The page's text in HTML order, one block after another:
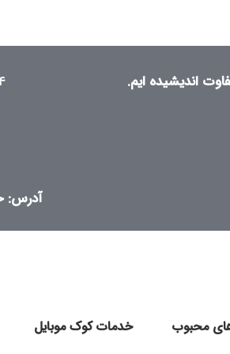
اندیشیده ایم.
آدرس:
محبوب خدمات کوک موبایل